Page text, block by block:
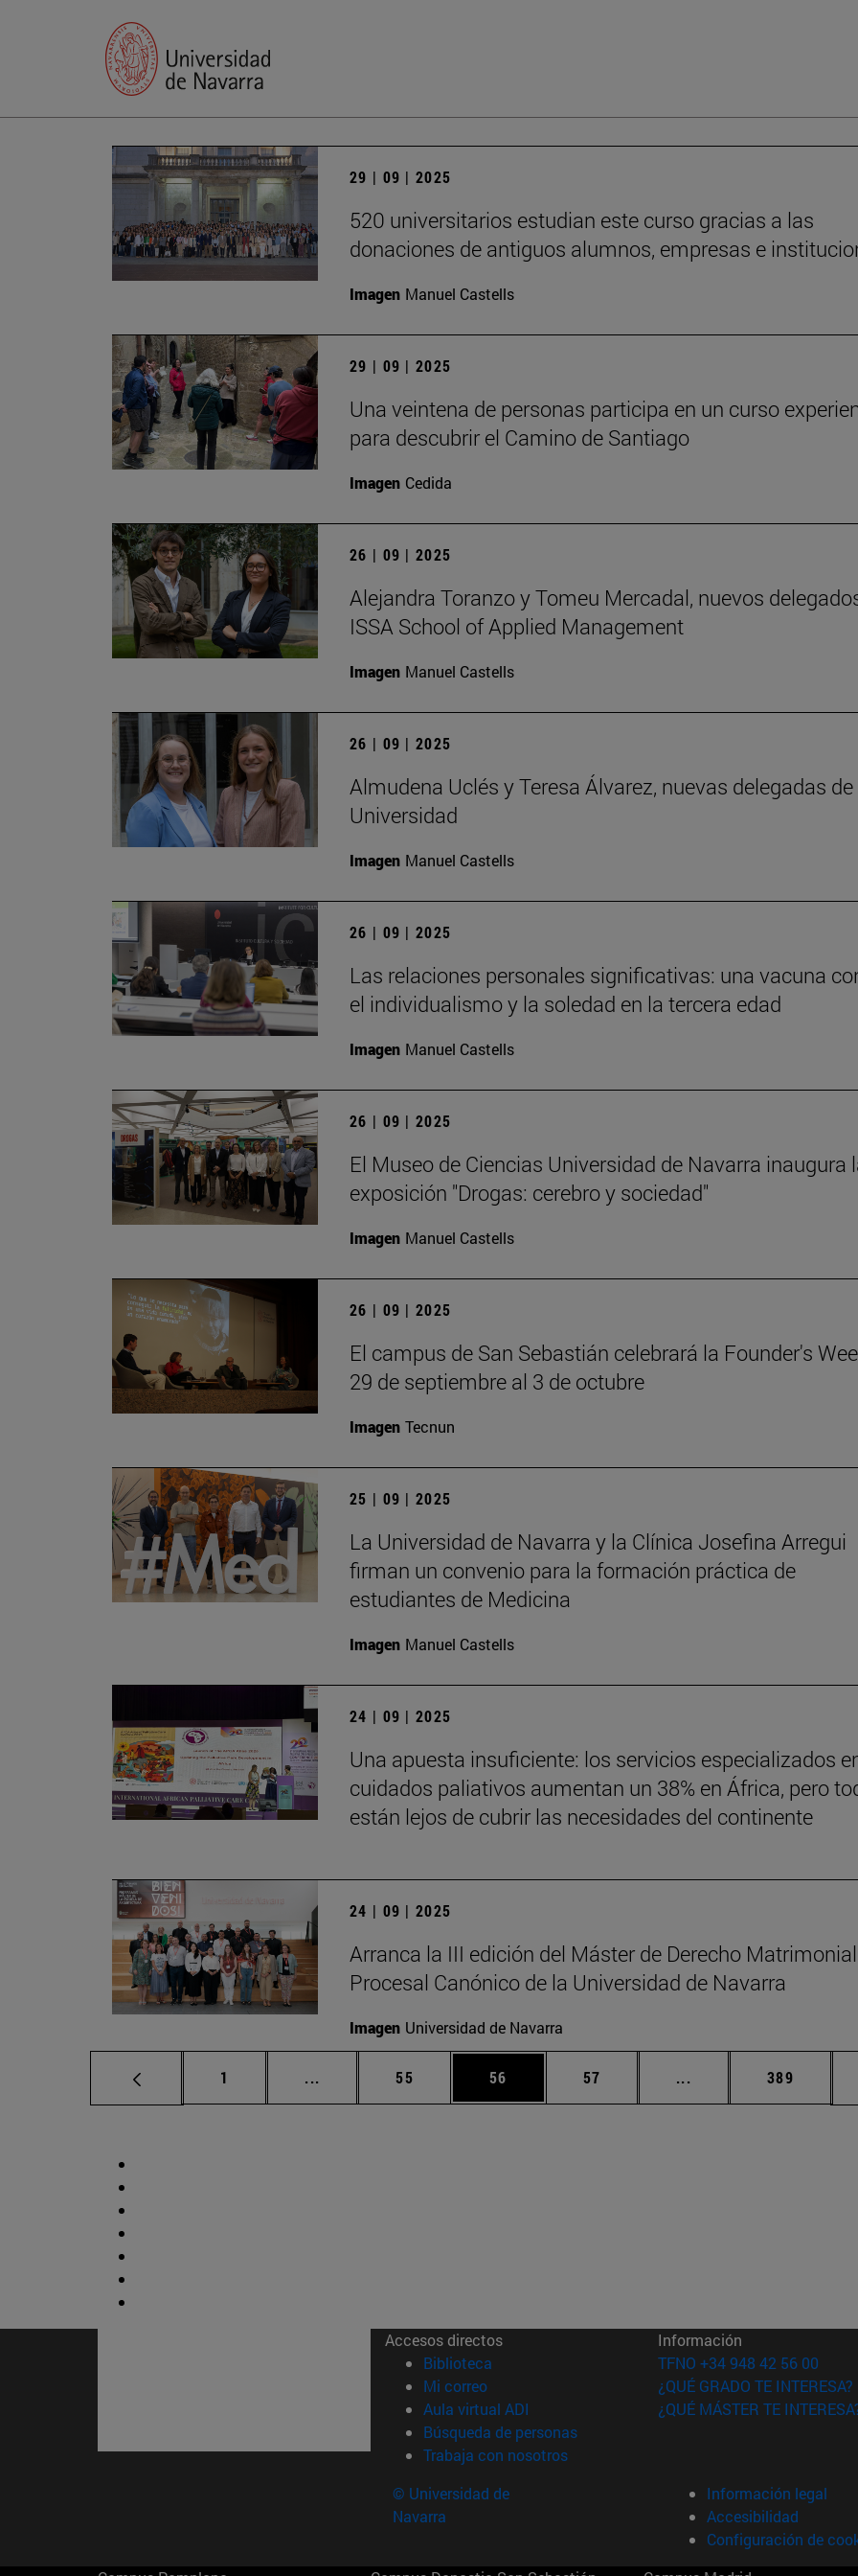
29 | 09 | 2025
520 universitarios estudian este curso gracias a las
donaciones de antiguos alumnos, empresas e
Imagen Manuel Castells
29 | 09 | 2025
Una veintena de personas participa en un curso
para descubrir el Camino de Santiago
Imagen Cedida
26 | 09 | 2025
Alejandra Toranzo y Tomeu Mercadal, nuevos
ISSA School of Applied Management
Imagen Manuel Castells
26 | 09 | 2025
Almudena Uclés y Teresa Álvarez, nuevas delegadas de
Universidad
Imagen Manuel Castells
26 | 09 | 2025
Las relaciones personales significativas: una vacuna
el individualismo y la soledad en la tercera edad
Imagen Manuel Castells
26 | 09 | 2025
El Museo de Ciencias Universidad de Navarra inaugura
exposición "Drogas: cerebro y sociedad"
Imagen Manuel Castells
26 | 09 | 2025
El campus de San Sebastián celebrará la Founder's
29 de septiembre al 3 de octubre
Imagen Tecnun
25 | 09 | 2025
La Universidad de Navarra y la Clínica Josefina Arregui
firman un convenio para la formación práctica de
estudiantes de Medicina
Imagen Manuel Castells
24 | 09 | 2025
Una apuesta insuficiente: los servicios especializados
cuidados paliativos aumentan un 38% en África, pero
están lejos de cubrir las necesidades del continente
24 | 09 | 2025
Arranca la III edición del Máster de Derecho
Procesal Canónico de la Universidad de Navarra
Imagen Universidad de Navarra
Página
1 ... Páginas intermedias Use TAB para desplazarse.
Página
55 Página
56 Página
57 ... Páginas intermedias
Página
389
Accesos directos
Biblioteca (abre en nueva ventana)
Mi correo(abre en nueva ventana)
Aula virtual ADI (abre en nueva ventana)
Búsqueda de personas(abre en nueva ventana)
Trabaja con nosotros(abre en nueva ventana)
Información
TFNO +34 948 42 56 00
¿QUÉ GRADO TE INTERESA?
¿QUÉ MÁSTER TE
© Universidad de
Navarra
Información legal
Accesibilidad
Configuración de